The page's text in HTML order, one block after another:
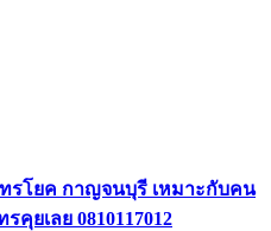
รโยค กาญจนบุรี เหมาะกับคน
ยเลย 0810117012